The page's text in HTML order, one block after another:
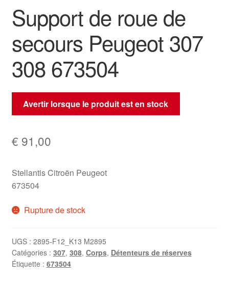
Support de roue de
secours Peugeot 307
308 673504
Avertir lorsque le produit est en stock
€ 91,00
Stellantis Citroën Peugeot
673504
Rupture de stock
UGS : 2895-F12_K13 M2895
Catégories : 307, 308, Corps, Détenteurs de réserves
Étiquette : 673504